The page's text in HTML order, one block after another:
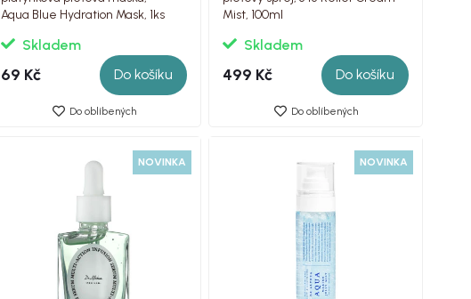
Aqua Blue Hydration Mask, 1ks
Skladem
69 Kč Do košíku
Do oblíbených
Mist, 100ml
Skladem
499 Kč Do košíku
Do oblíbených
NOVINKA NOVINKA